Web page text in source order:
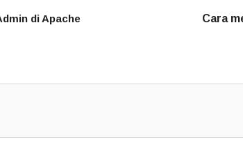
di Apache
Cara